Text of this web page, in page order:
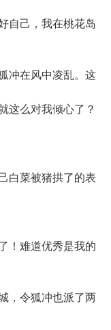
自己，我在桃花岛
在风中凌乱。这
这么对我倾心了？
菜被猪拱了的表
难道优秀是我的
令狐冲也派了两